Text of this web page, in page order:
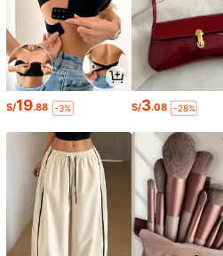
S/19.88 -3% S/3.08 -28%